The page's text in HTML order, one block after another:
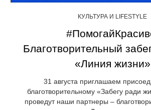
КУЛЬТУРА И LIFESTYLE
Благотворительный
«Линия жизни»
31 августа приглашаем
благотворительному «Забегу ради
проведут наши партнеры –